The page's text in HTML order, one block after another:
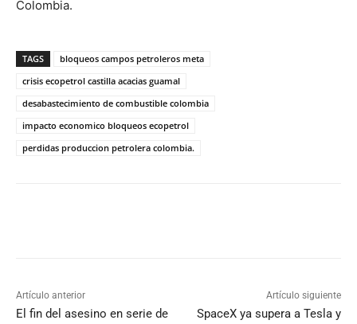
Colombia.
TAGS
bloqueos campos petroleros meta
crisis ecopetrol castilla acacias guamal
desabastecimiento de combustible colombia
impacto economico bloqueos ecopetrol
perdidas produccion petrolera colombia.
Artículo anterior
El fin del asesino en serie de
Artículo siguiente
SpaceX ya supera a Tesla y